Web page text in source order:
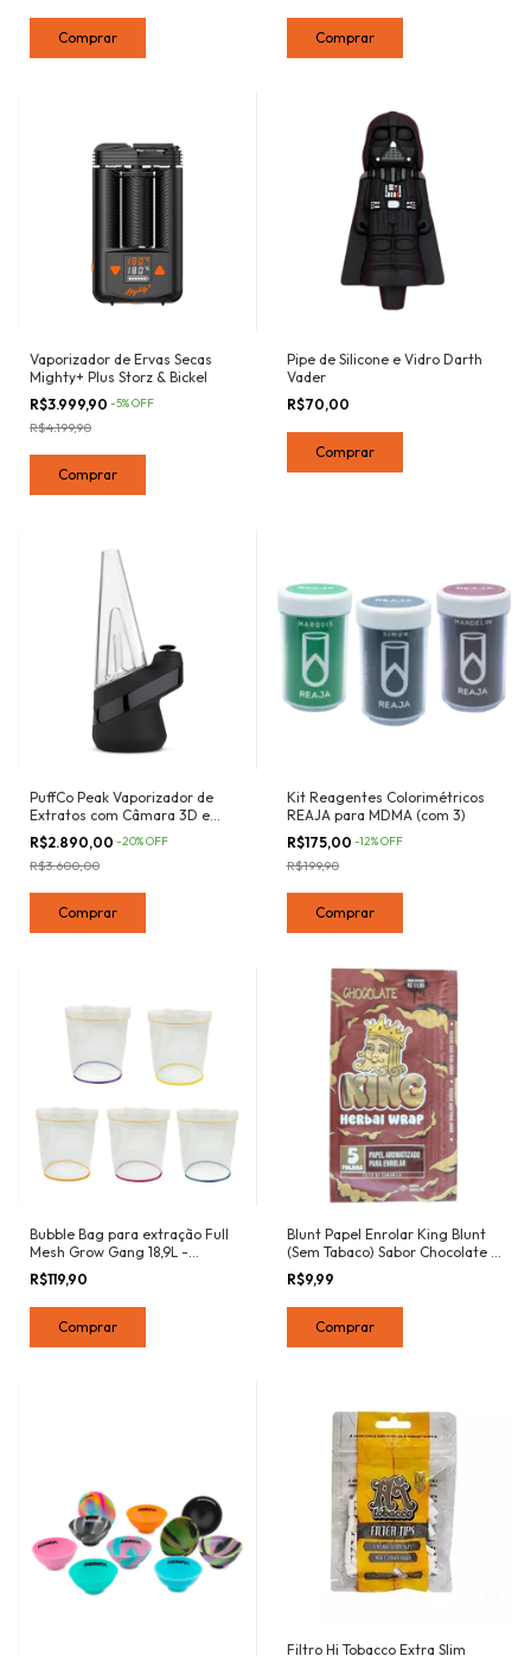
Vaporizador de Ervas Secas
Mighty+ Plus Storz & Bickel
R$3.999,90 -5%OFF
R$4.199,90
Pipe de Silicone e Vidro Darth
Vader
R$70,00
PuffCo Peak Vaporizador de
Extratos com Câmara 3D e
Filtro de Água
R$2.890,00 -20%OFF
R$3.600,00
Comprar
Kit Reagentes Colorimétricos
REAJA para MDMA (com 3)
R$175,00 -12%OFF
R$199,90
Bubble Bag para extração Full
Mesh Grow Gang 18,9L -
73microns
R$119,90
Blunt Papel Enrolar King Blunt
(Sem Tabaco) Sabor Chocolate 5
Folhas
R$9,99
Filtro Hi Tobacco Extra Slim